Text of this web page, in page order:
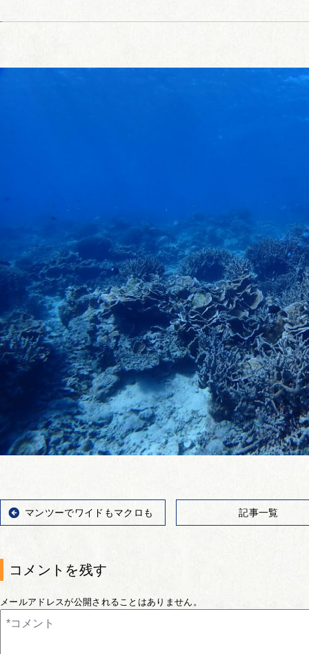
マンツーでワイドもマクロも 記事一覧
コメントを残す
メールアドレスが公開されることはありません。